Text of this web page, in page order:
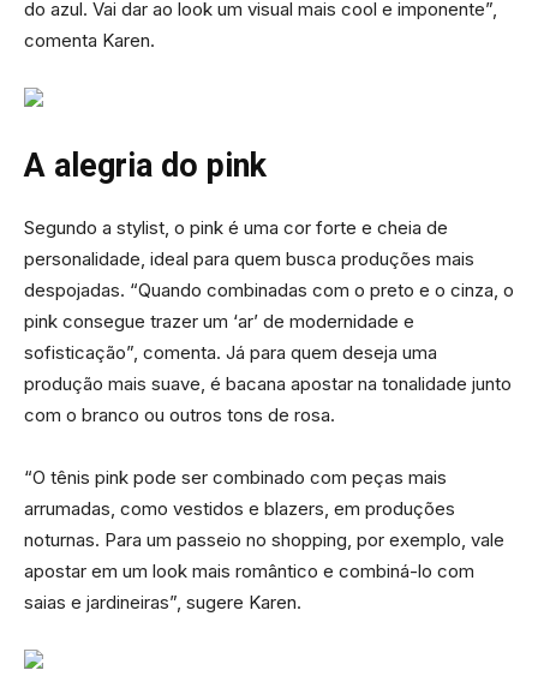
do azul. Vai dar ao look um visual mais cool e imponente”,
comenta Karen.
A alegria do pink
Segundo a stylist, o pink é uma cor forte e cheia de
personalidade, ideal para quem busca produções mais
despojadas. “Quando combinadas com o preto e o cinza, o
pink consegue trazer um ‘ar’ de modernidade e
sofisticação”, comenta. Já para quem deseja uma
produção mais suave, é bacana apostar na tonalidade junto
com o branco ou outros tons de rosa.
“O tênis pink pode ser combinado com peças mais
arrumadas, como vestidos e blazers, em produções
noturnas. Para um passeio no shopping, por exemplo, vale
apostar em um look mais romântico e combiná-lo com
saias e jardineiras”, sugere Karen.